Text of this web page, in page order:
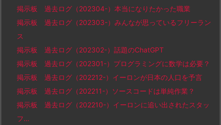
掲示板 過去ログ（202304-）本当になりたかった職業
掲示板 過去ログ（202303-）みんなが思っているフリーラン
ス
掲示板 過去ログ（202302-）話題のChatGPT
掲示板 過去ログ（202301-）プログラミングに数学は必要？
掲示板 過去ログ（202212-）イーロンが日本の人口を予言
掲示板 過去ログ（202211-）ソースコードは単純作業？
掲示板 過去ログ（202210-）イーロンに追い出されたスタッ
フ…